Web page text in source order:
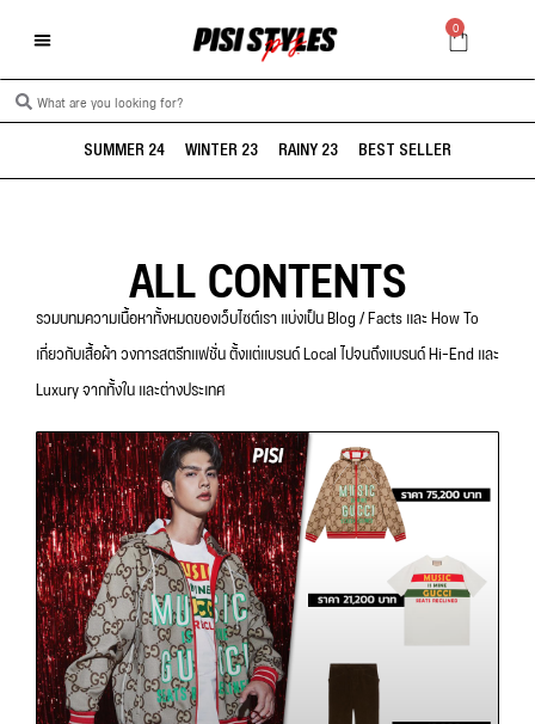
0
SUMMER 24 WINTER 23 RAINY 23 BEST SELLER
ALL CONTENTS
รวมบทมความเนื้อหาทั้งหมดของเว็บไซต์เรา แบ่งเป็น Blog / Facts และ How To
เกี่ยวกับเสื้อผ้า วงการสตรีทแฟชั่น ตั้งแต่แบรนด์ Local ไปจนถึงแบรนด์ Hi-End และ
Luxury จากทั้งใน และต่างประเทศ